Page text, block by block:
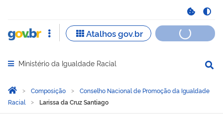
Abrir menu principal de navegação
Ministério da Igualdade Racial
Você está aqui:
Página Inicial
Composição
Conselho Nacional de Promoção da Igualdade
Racial
Larissa da Cruz Santiago